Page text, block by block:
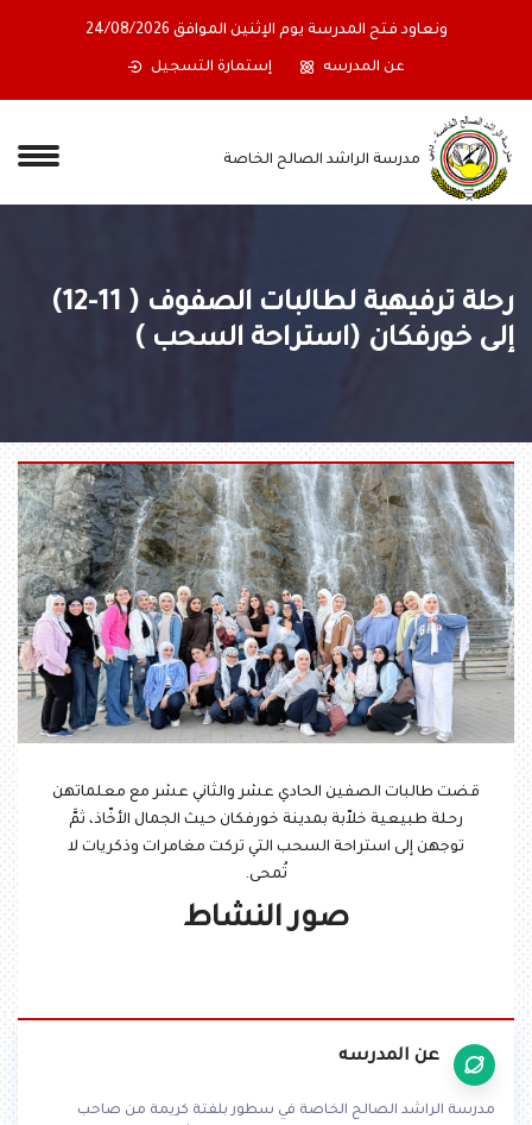
ونعاود فتح المدرسة يوم الإثنين الموافق 24/08/2026
عن المدرسه إستمارة التسجيل
مدرسة الراشد الصالح الخاصة
رحلة ترفيهية لطالبات الصفوف ( 11-12)
إلى خورفكان (استراحة السحب )
قضت طالبات الصفين الحادي عشر والثاني عشر مع معلماتهن
رحلة طبيعية خلاّبة بمدينة خورفكان حيث الجمال الأخّاذ، ثمَّ
توجهن إلى استراحة السحب التي تركت مغامرات وذكريات لا
تُمحى.
صور النشاط
عن المدرسه
مدرسة الراشد الصالح الخاصة في سطور بلفتة كريمة من صاحب